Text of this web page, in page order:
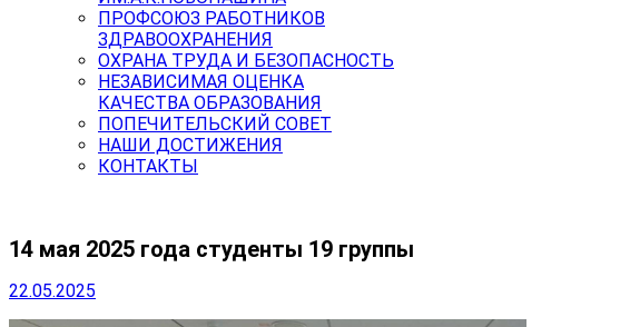
ПРОФСОЮЗ РАБОТНИКОВ
ЗДРАВООХРАНЕНИЯ
ОХРАНА ТРУДА И БЕЗОПАСНОСТЬ
НЕЗАВИСИМАЯ ОЦЕНКА
КАЧЕСТВА ОБРАЗОВАНИЯ
ПОПЕЧИТЕЛЬСКИЙ СОВЕТ
НАШИ ДОСТИЖЕНИЯ
КОНТАКТЫ
14 мая 2025 года студенты 19 группы
22.05.2025